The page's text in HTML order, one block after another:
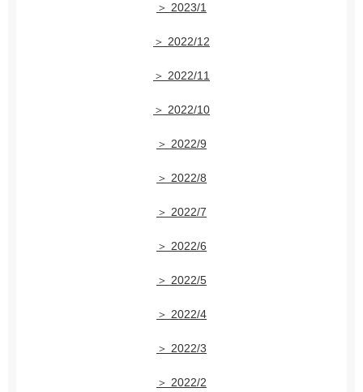
＞ 2023/1
＞ 2022/12
＞ 2022/11
＞ 2022/10
＞ 2022/9
＞ 2022/8
＞ 2022/7
＞ 2022/6
＞ 2022/5
＞ 2022/4
＞ 2022/3
＞ 2022/2